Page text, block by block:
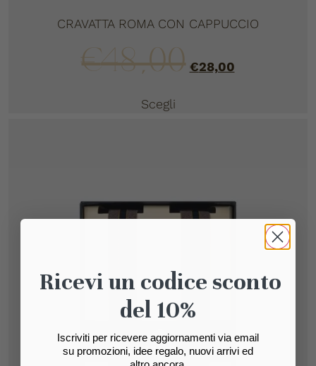
CRAVATTA ROMA CON CAPPUCCIO
€48,00 €28,00
Scegli
Ricevi un codice sconto
del 10%
Iscriviti per ricevere aggiornamenti via email
su promozioni, idee regalo, nuovi arrivi ed